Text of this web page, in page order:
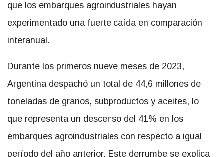
que los embarques agroindustriales hayan
experimentado una fuerte caída en comparación
interanual.
Durante los primeros nueve meses de 2023,
Argentina despachó un total de 44,6 millones de
toneladas de granos, subproductos y aceites, lo
que representa un descenso del 41% en los
embarques agroindustriales con respecto a igual
período del año anterior. Este derrumbe se explica